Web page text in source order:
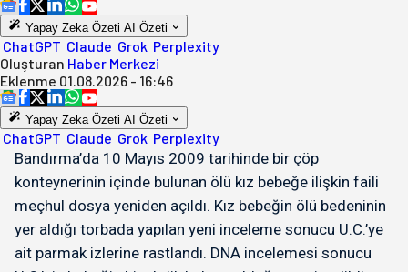
Yapay Zeka Özeti AI Özeti
ChatGPT Claude Grok Perplexity
Oluşturan Haber Merkezi
Eklenme 01.08.2026 - 16:46
Yapay Zeka Özeti AI Özeti
ChatGPT Claude Grok Perplexity
Bandırma’da 10 Mayıs 2009 tarihinde bir çöp
konteynerinin içinde bulunan ölü kız bebeğe ilişkin faili
meçhul dosya yeniden açıldı. Kız bebeğin ölü bedeninin
yer aldığı torbada yapılan yeni inceleme sonucu U.C.’ye
ait parmak izlerine rastlandı. DNA incelemesi sonucu